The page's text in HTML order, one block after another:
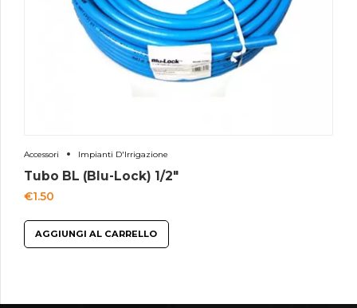
Accessori Impianti D'Irrigazione
Tubo BL (Blu-Lock) 1/2″
€1.50
AGGIUNGI AL CARRELLO